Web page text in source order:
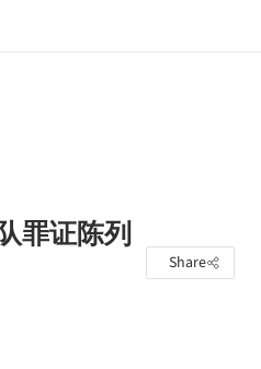
罪证陈列
Share